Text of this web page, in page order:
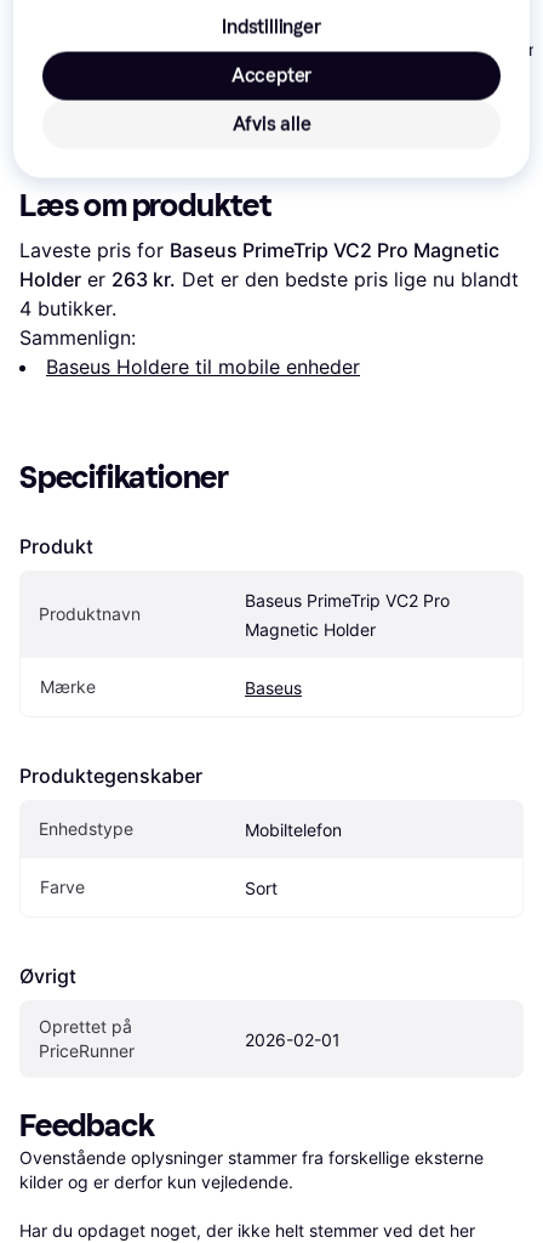
Spigen Gearlock
MF100 Out Front Bike
Mount
Bosch
SmartphoneGrip
449 kr.
Quad Lock
Læs om produktet
Laveste pris for Baseus PrimeTrip VC2 Pro Magnetic
Holder er 263 kr.
4 butikker.
Sammenlign:
Baseus Holdere til mobile enheder
Specifikationer
Produkt
Produktnavn
Baseus PrimeTrip VC2 Pro
Magnetic Holder
Mærke Baseus
Produktegenskaber
Enhedstype Mobiltelefon
Farve Sort
Øvrigt
Oprettet på
PriceRunner
2026-02-01
Feedback
Ovenstående oplysninger stammer fra forskellige eksterne
kilder og er derfor kun vejledende.
Har du opdaget noget, der ikke helt stemmer ved det her
Indstillinger
Afvis alle
Accepter